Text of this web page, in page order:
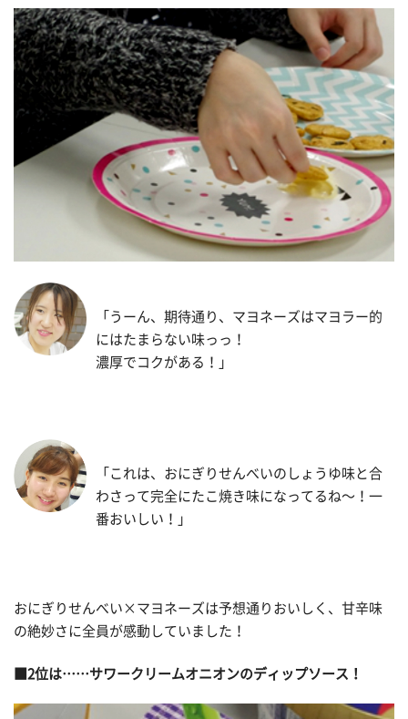
「うーん、期待通り、マヨネーズはマヨラー的
にはたまらない味っっ！
濃厚でコクがある！」
「これは、おにぎりせんべいのしょうゆ味と合
わさって完全にたこ焼き味になってるね〜！一
番おいしい！」
おにぎりせんべい×マヨネーズは予想通りおいしく、甘辛味
の絶妙さに全員が感動していました！
■2位は……サワークリームオニオンのディップソース！